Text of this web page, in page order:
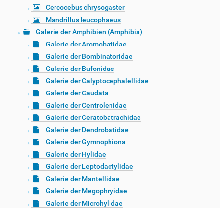
Cercocebus chrysogaster
Mandrillus leucophaeus
Galerie der Amphibien (Amphibia)
Galerie der Aromobatidae
Galerie der Bombinatoridae
Galerie der Bufonidae
Galerie der Calyptocephalellidae
Galerie der Caudata
Galerie der Centrolenidae
Galerie der Ceratobatrachidae
Galerie der Dendrobatidae
Galerie der Gymnophiona
Galerie der Hylidae
Galerie der Leptodactylidae
Galerie der Mantellidae
Galerie der Megophryidae
Galerie der Microhylidae